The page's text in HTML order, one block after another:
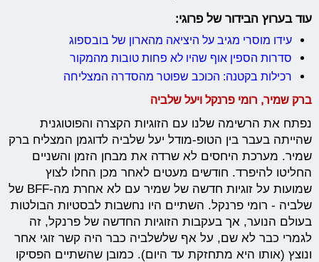
עוד בערוץ הבידור של פרוגי:
עידו מוסרי מגיב על היציאה מהארון של בובספוג
סדרות הספין אוף שהיו לא פחות טובות מהמקור
רכילות בקטנה: הכוכב שפוטר מהסדרה המצליחה
ברק שמיר, רומי פרנקל ויעל שלביה
נפתח את הרשימה שלנו עם הזוגיות הקצרה והפוטוגנית
שהייתה בעבר בין הטופ-מודל יעל שלביה לדוגמן המצליח ברק
שמיר. מערכת היחסים לא שרדה את מבחן הזמן והשניים
החליטו להיפרד. חודשים מעטים לאחר מכן החלו לצוץ
שמועות על זוגיות חדשה של שמיר עם לא אחרת מה-BFF של
שלביה - רומי פרנקל. השתיים היו נחשבות לבסטיות הבולטות
בעולם הנוער, אך בעקבות הזוגיות החדשה של פרנקל, זה
לגמרי כבר לא שם, על אף שלשלביה כבר היה קשר זוגי אחר
ונוצץ (אותו היא מתחזקת עד היום). כמובן שהשתיים הפסיקו